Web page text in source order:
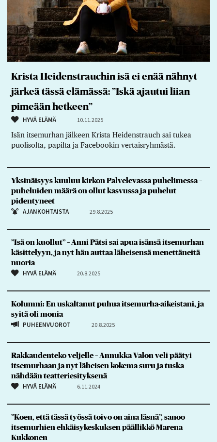
Krista Heidenstrauchin isä ei enää nähnyt
järkeä tässä elämässä: ”Iskä ajautui liian
pimeään hetkeen”
HYVÄ ELÄMÄ 10.11.2025
Isän itsemurhan jälkeen Krista Heidenstrauch sai tukea
puolisolta, papilta ja Facebookin vertaisryhmästä.
Yksinäisyys kuuluu kirkon Palvelevassa puhelimessa –
puheluiden määrä on ollut kasvussa ja puhelut
pidentyneet
AJANKOHTAISTA 29.8.2025
”Isä on kuollut” – Anni Pätsi sai apua isänsä itsemurhan
käsittelyyn, ja nyt hän auttaa läheisensä menettäneitä
nuoria
HYVÄ ELÄMÄ 20.8.2025
Kolumni: En uskaltanut puhua itsemurha-aikeistani, ja
syitä oli monia
PUHEENVUOROT 20.8.2025
Rakkaudenteko veljelle – Annukka Valon veli päätyi
itsemurhaan ja nyt läheisen kokema suru ja tuska
nähdään teatteriesityksenä
HYVÄ ELÄMÄ 6.11.2024
”Koen, että tässä työssä toivo on aina läsnä”, sanoo
itsemurhien ehkäisykeskuksen päällikkö Marena
Kukkonen